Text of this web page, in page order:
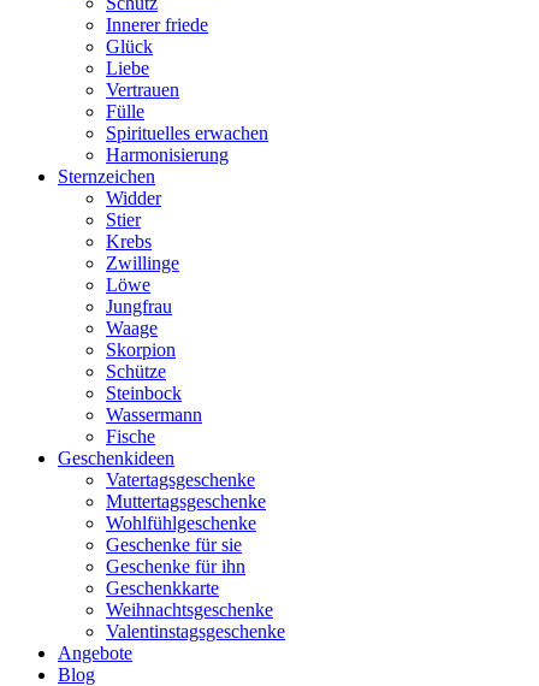
Innerer friede
Glück
Liebe
Vertrauen
Fülle
Spirituelles erwachen
Harmonisierung
Sternzeichen
Widder
Stier
Krebs
Zwillinge
Löwe
Jungfrau
Waage
Skorpion
Schütze
Steinbock
Wassermann
Fische
Geschenkideen
Vatertagsgeschenke
Muttertagsgeschenke
Wohlfühlgeschenke
Geschenke für sie
Geschenke für ihn
Geschenkkarte
Weihnachtsgeschenke
Valentinstagsgeschenke
Angebote
Blog